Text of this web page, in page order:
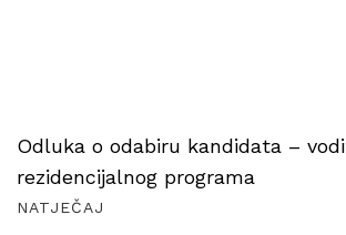
Odluka o odabiru kandidata –
rezidencijalnog programa
NATJEČAJ